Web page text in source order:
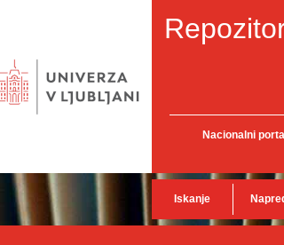
Nacionalni
Iskanje